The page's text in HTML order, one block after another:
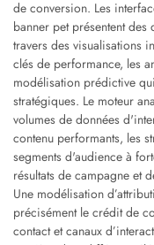
de conversion. Les
banner pet présentent
travers des visualisations
clés de performance, les
modélisation prédictive
stratégiques. Le moteur
volumes de données
contenu performants, les
segments d'audience à
résultats de campagne et
Une modélisation
précisément le crédit de
contact et canaux